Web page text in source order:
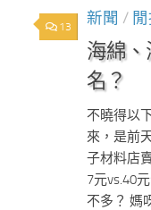
13 新聞 /
海綿
名？
不曉得以
來，是前
子材料店
7元vs.40
不多？ 媽